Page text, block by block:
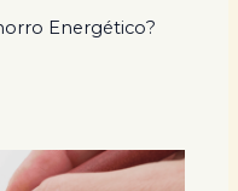
Energético?